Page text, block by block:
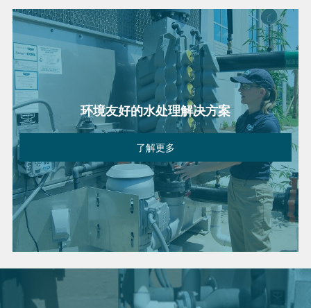
环境友好的水处理解决方案
了解更多